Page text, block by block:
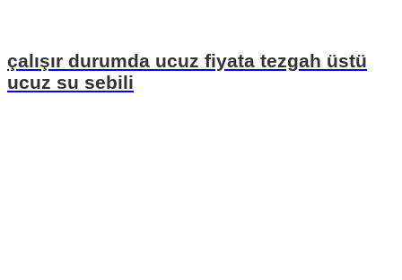
çalışır durumda ucuz fiyata tezgah üstü
ucuz su sebili